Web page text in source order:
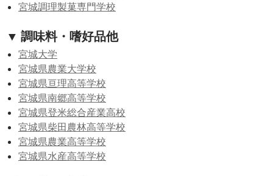
宮城調理製菓専門学校
▼ 調味料・嗜好品他
宮城大学
宮城県農業大学校
宮城県亘理高等学校
宮城県南郷高等学校
宮城県登米総合産業高校
宮城県柴田農林高等学校
宮城県農業高等学校
宮城県水産高等学校